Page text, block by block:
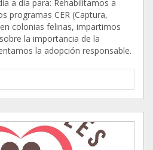
a día para: Rehabilitamos a
programas CER (Captura,
colonias felinas, impartimos
la importancia de la
la adopción responsable.